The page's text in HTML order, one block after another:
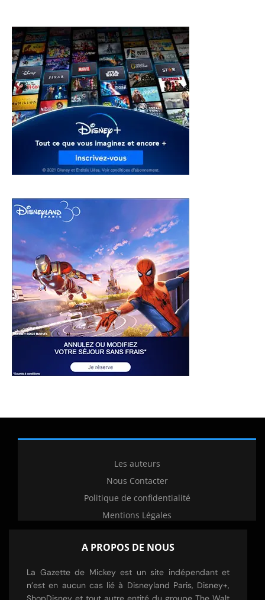
Les auteurs
Nous Contacter
Politique de confidentialité
Mentions Légales
A PROPOS DE NOUS
La Gazette de Mickey est un site indépendant et
n’est en aucun cas lié à Disneyland Paris, Disney+,